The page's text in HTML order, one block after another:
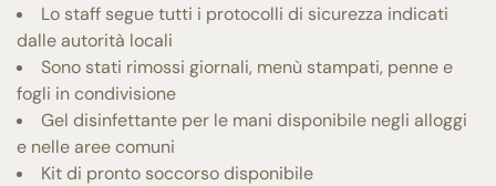
Lo staff segue tutti i protocolli di sicurezza indicati
dalle autorità locali
Sono stati rimossi giornali, menù stampati, penne e
fogli in condivisione
Gel disinfettante per le mani disponibile negli alloggi
e nelle aree comuni
Kit di pronto soccorso disponibile